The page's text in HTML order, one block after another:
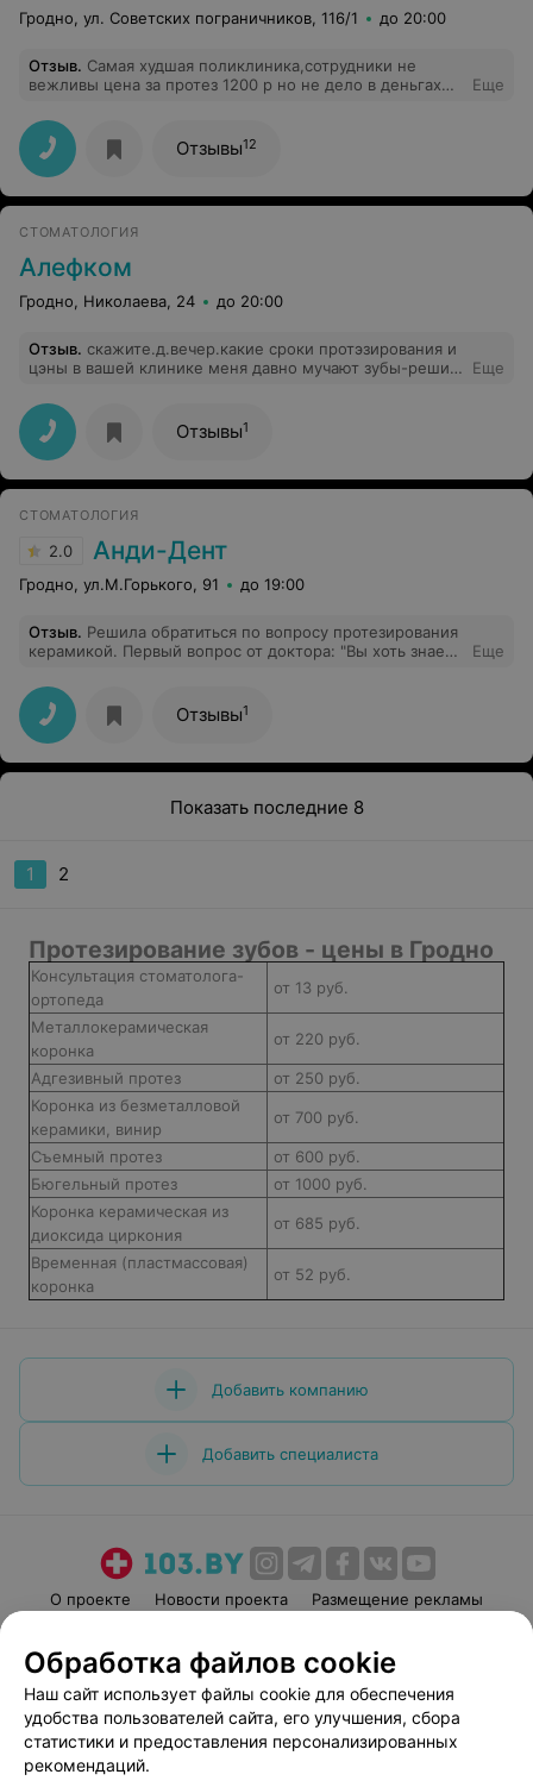
Гродно, ул. Советских пограничников, 116/1 до 20:00
Отзыв. Самая худшая поликлиника,сотрудники не
вежливы цена за протез 1200 р но не дело в деньгах
не кто не даёт.
Еще
Отзывы12
СТОМАТОЛОГИЯ
Алефком
Гродно, Николаева, 24 до 20:00
Отзыв. скажите.д.вечер.какие сроки протэзирования и
цэны в вашей клинике меня давно мучают зубы-решил
понадобится 3 вкладки 1/верх/1/низ/ -винир
керамический идве каронки безметалические.
подскажите цену на эту услугу.
Еще
Отзывы1
СТОМАТОЛОГИЯ
2.0 Анди-Дент
Гродно, ул.М.Горького, 91 до 19:00
Отзыв. Решила обратиться по вопросу протезирования
керамикой. Первый вопрос от доктора: "Вы хоть знаете
курсе и готова платить, он всеми способами меня
отговаривал. После этого я была готова заменить
имеющиеся коронки на такие же только новые, он
просто сказал, что не будет этого делать. После
общения с ним отпало всякое желание что-либо
решила обратиться в другую стоматологию, где мне
предложили много вариантов замены имеющихся
Еще
Отзывы1
Показать последние 8
1 2
Протезирование зубов - цены в Гродно
Консультация стоматолога-
ортопеда
от 13 руб.
Металлокерамическая
коронка
от 220 руб.
Адгезивный протез
от 250 руб.
Коронка из безметалловой
керамики, винир
от 700 руб.
Съемный протез
от 600 руб.
Бюгельный протез
от 1000 руб.
Коронка керамическая из
диоксида циркония
от 685 руб.
Временная (пластмассовая)
коронка
от 52 руб.
Добавить компанию
Добавить специалиста
О проекте Новости проекта
Размещение рекламы
Пользовательское соглашение
Способы оплаты
Вакансии
Партнеры
Написать руководителю 103.by
Обработка файлов cookie
Наш сайт использует файлы cookie для обеспечения
удобства пользователей сайта, его улучшения, сбора
статистики и предоставления персонализированных
рекомендаций.